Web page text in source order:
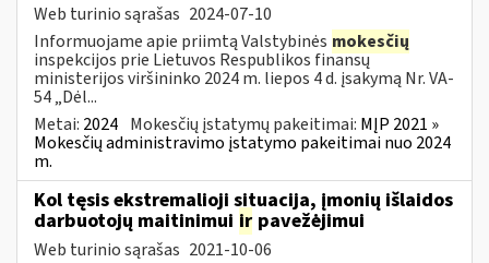
Web turinio sąrašas 2024-07-10
Informuojame apie priimtą Valstybinės mokesčių
inspekcijos prie Lietuvos Respublikos finansų
ministerijos viršininko 2024 m. liepos 4 d. įsakymą Nr. VA-
54 „Dėl...
Metai: 2024 Mokesčių įstatymų pakeitimai: MĮP 2021 »
Mokesčių administravimo įstatymo pakeitimai nuo 2024
m.
Kol tęsis ekstremalioji situacija, įmonių išlaidos
darbuotojų maitinimui ir pavežėjimui
Web turinio sąrašas 2021-10-06